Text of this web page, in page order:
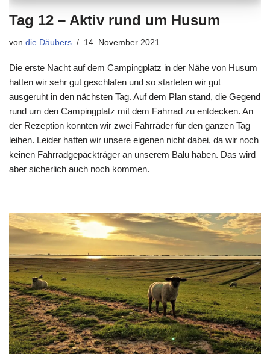
Tag 12 – Aktiv rund um Husum
von die Däubers 14. November 2021
Die erste Nacht auf dem Campingplatz in der Nähe von Husum
hatten wir sehr gut geschlafen und so starteten wir gut
ausgeruht in den nächsten Tag. Auf dem Plan stand, die Gegend
rund um den Campingplatz mit dem Fahrrad zu entdecken. An
der Rezeption konnten wir zwei Fahrräder für den ganzen Tag
leihen. Leider hatten wir unsere eigenen nicht dabei, da wir noch
keinen Fahrradgepäckträger an unserem Balu haben. Das wird
aber sicherlich auch noch kommen.